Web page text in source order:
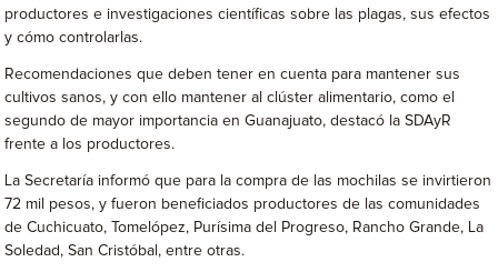
productores e investigaciones científicas sobre las plagas, sus efectos
y cómo controlarlas.
Recomendaciones que deben tener en cuenta para mantener sus
cultivos sanos, y con ello mantener al clúster alimentario, como el
segundo de mayor importancia en Guanajuato, destacó la SDAyR
frente a los productores.
La Secretaría informó que para la compra de las mochilas se invirtieron
72 mil pesos, y fueron beneficiados productores de las comunidades
de Cuchicuato, Tomelópez, Purísima del Progreso, Rancho Grande, La
Soledad, San Cristóbal, entre otras.